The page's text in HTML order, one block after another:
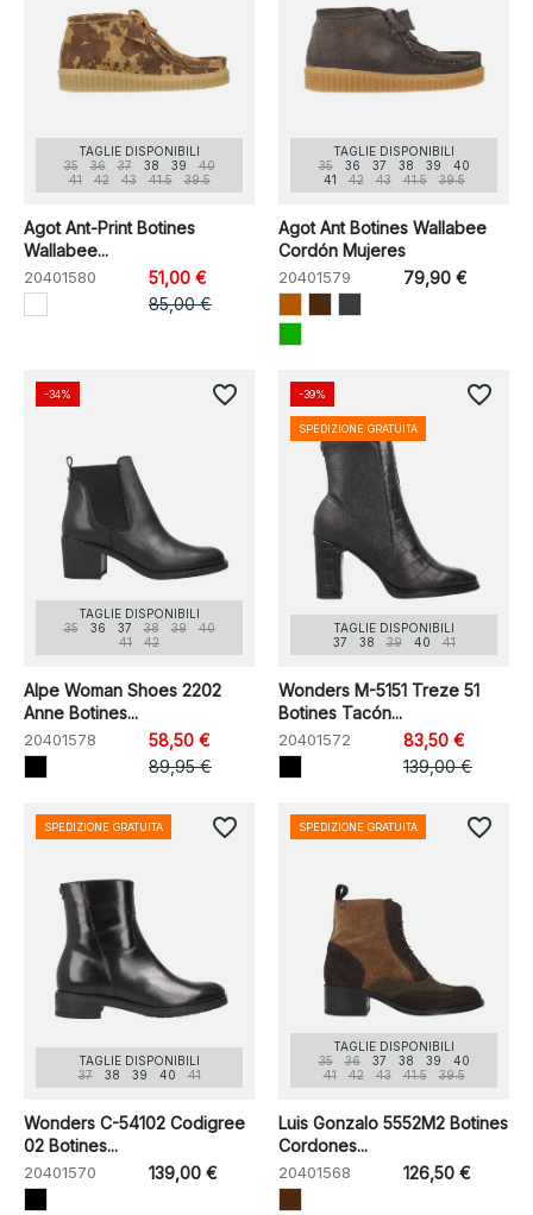
TAGLIE DISPONIBILI
35
36 37 38 39
40
41
42 43 41.5 39.5
Agot Ant-Print Botines
Wallabee...
20401580
51,00 €
85,00 €
TAGLIE DISPONIBILI
35
36 37 38 39
40
41
42 43 41.5 39.5
Agot Ant Botines Wallabee
Cordón Mujeres
20401579 79,90 €
TAGLIE DISPONIBILI
35
36 37 38 39
40
41
42
Alpe Woman Shoes 2202
Anne Botines...
20401578
58,50 €
89,95 €
-34% favorite_border
TAGLIE DISPONIBILI
37
38 39 40 41
Wonders M-5151 Treze 51
Botines Tacón...
20401572
83,50 €
139,00 €
-39%
SPEDIZIONE GRATUITA
favorite_border
TAGLIE DISPONIBILI
37
38 39 40 41
Wonders C-54102 Codigree
02 Botines...
20401570 139,00 €
SPEDIZIONE GRATUITA favorite_border
TAGLIE DISPONIBILI
35
36 37 38 39
40
41
42 43 41.5 39.5
Luis Gonzalo 5552M2 Botines
Cordones...
20401568 126,50 €
SPEDIZIONE GRATUITA favorite_border